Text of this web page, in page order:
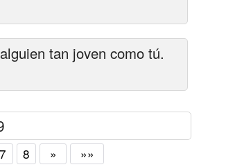
tan joven como tú.
7 8 » »»